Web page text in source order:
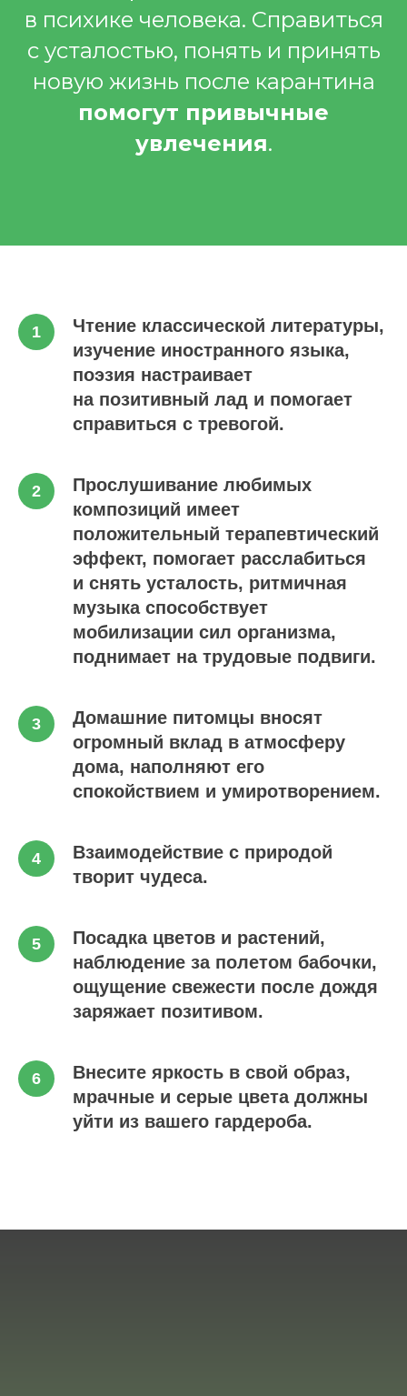
в психике человека. Справиться
с усталостью, понять и принять
новую жизнь после карантина
помогут привычные
увлечения.
Чтение классической литературы,
изучение иностранного языка,
поэзия настраивает
на позитивный лад и помогает
справиться с тревогой.
Прослушивание любимых
композиций имеет
положительный терапевтический
эффект, помогает расслабиться
и снять усталость, ритмичная
музыка способствует
мобилизации сил организма,
поднимает на трудовые подвиги.
Домашние питомцы вносят
огромный вклад в атмосферу
дома, наполняют его
спокойствием и умиротворением.
Взаимодействие с природой
творит чудеса.
Посадка цветов и растений,
наблюдение за полетом бабочки,
ощущение свежести после дождя
заряжает позитивом.
Внесите яркость в свой образ,
мрачные и серые цвета должны
уйти из вашего гардероба.